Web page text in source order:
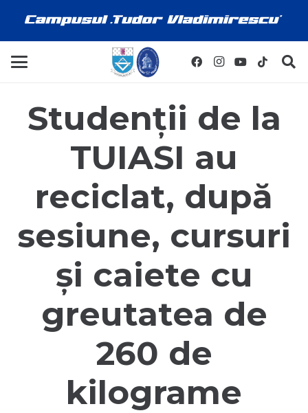
Studenții de la
TUIASI au
reciclat, după
sesiune, cursuri
și caiete cu
greutatea de
260 de
kilograme